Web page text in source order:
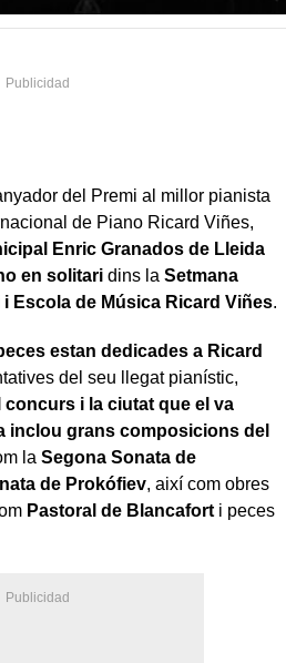
del Premi al millor pianista
de Piano Ricard Viñes,
Enric Granados de Lleida
en solitari dins la Setmana
Escola de Música Ricard Viñes.
estan dedicades a Ricard
del seu llegat pianístic,
concurs i la ciutat que el va
inclou grans composicions del
la Segona Sonata de
de Prokófiev, així com obres
Pastoral de Blancafort i peces